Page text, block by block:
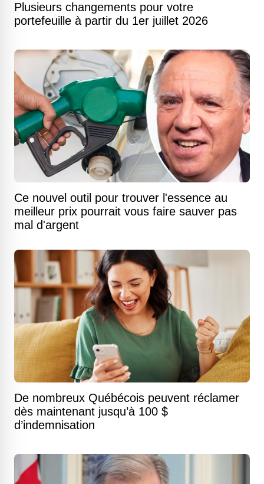
Plusieurs changements pour votre
portefeuille à partir du 1er juillet 2026
Ce nouvel outil pour trouver l'essence au
meilleur prix pourrait vous faire sauver pas
mal d'argent
De nombreux Québécois peuvent réclamer
dès maintenant jusqu’à 100 $
d’indemnisation